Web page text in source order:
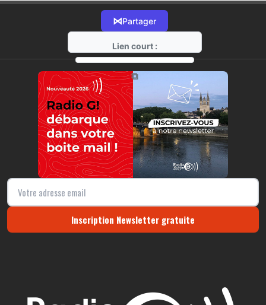
⋈Partager
Lien court :
https://radio-g.fr?13369
⧉
Inscription Newsletter gratuite